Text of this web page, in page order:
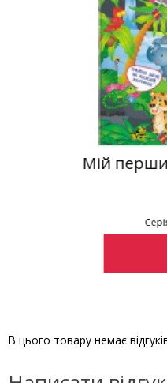
Мій перший
Серія: Мій
В цього товару немає